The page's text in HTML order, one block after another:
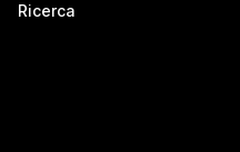
Ricerca